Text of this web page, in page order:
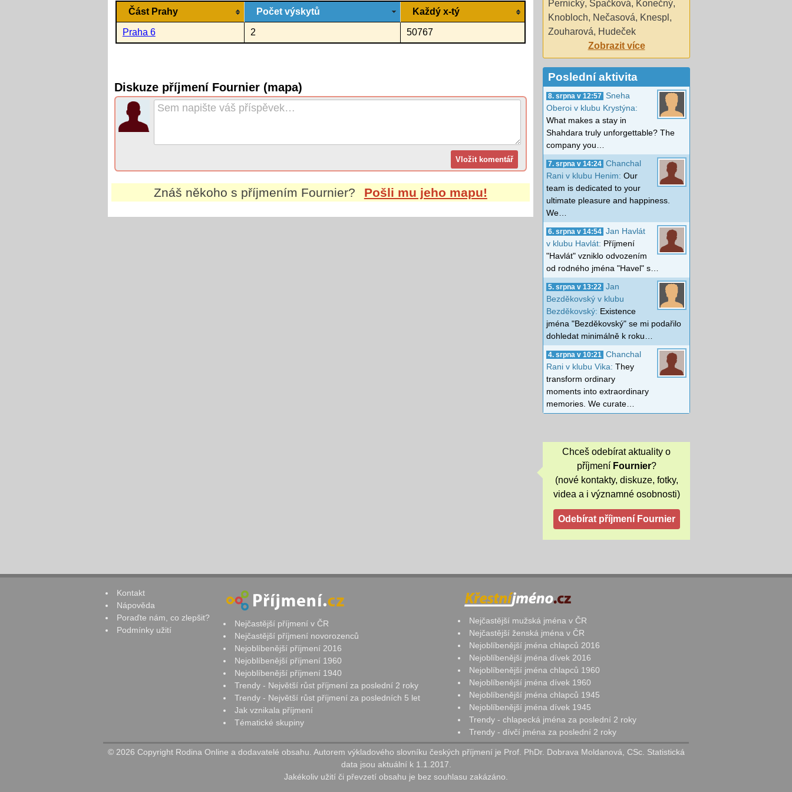
Část Prahy Počet výskytů Každý x-tý
Praha 6 2 50767
Diskuze příjmení Fournier (mapa)
Znáš někoho s příjmením Fournier? Pošli mu jeho mapu!
Pernický, Špačková, Konečný,
Knobloch, Nečasová, Knespl ,
Zouharová, Hudeček
Zobrazit více
Poslední aktivita
8. srpna v 12:57
Sneha
Oberoi v klubu Krystýna:
What makes a stay in
Shahdara truly unforgettable? The
company you…
7. srpna v 14:24 Chanchal
Rani v klubu Henim: Our
team is dedicated to your
ultimate pleasure and happiness.
We…
6. srpna v 14:54 Jan Havlát
v klubu Havlát: Příjmení
"Havlát" vzniklo odvozením
od rodného jména "Havel" s…
5. srpna v 13:22
Jan
Bezděkovský v klubu
Bezděkovský: Existence
jména "Bezděkovský" se mi podařilo
dohledat minimálně k roku…
4. srpna v 10:21
Chanchal
Rani v klubu Vika: They
transform ordinary
moments into extraordinary
memories. We curate…
Chceš odebírat aktuality o
příjmení Fournier?
(nové kontakty, diskuze, fotky,
videa a i významné osobnosti)
Kontakt
Nápověda
Poraďte nám, co zlepšit?
Podmínky užití
Nejčastější příjmení v ČR
Nejčastější příjmení novorozenců
Nejoblíbenější příjmení 2016
Nejoblíbenější příjmení 1960
Nejoblíbenější příjmení 1940
Trendy - Největší růst příjmení za poslední 2 roky
Trendy - Největší růst příjmení za posledních 5 let
Jak vznikala příjmení
Tématické skupiny
Nejčastější mužská jména v ČR
Nejčastější ženská jména v ČR
Nejoblíbenější jména chlapců 2016
Nejoblíbenější jména dívek 2016
Nejoblíbenější jména chlapců 1960
Nejoblíbenější jména dívek 1960
Nejoblíbenější jména chlapců 1945
Nejoblíbenější jména dívek 1945
Trendy - chlapecká jména za poslední 2 roky
Trendy - dívčí jména za poslední 2 roky
© 2026 Copyright Rodina Online a dodavatelé obsahu. Autorem výkladového slovníku českých příjmení je Prof. PhDr. Dobrava Moldanová, CSc. Statistická
data jsou aktuální k 1.1.2017.
Jakékoliv užití či převzetí obsahu je bez souhlasu zakázáno.